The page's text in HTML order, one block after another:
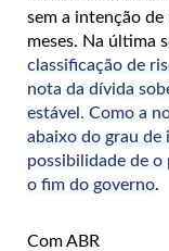
sem a intenção
meses. Na última
classificação de
nota da dívida
estável. Como a
abaixo do grau de
possibilidade de o
o fim do governo.
Com ABR